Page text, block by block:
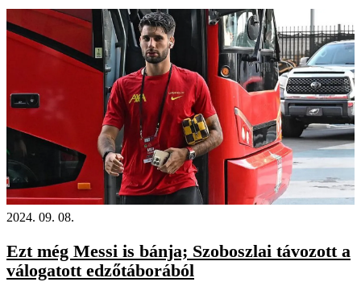
2024. 09. 08.
Ezt még Messi is bánja; Szoboszlai távozott a
válogatott edzőtáborából